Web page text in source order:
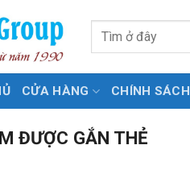
Tìm
CỬA HÀNG CHÍNH SÁCH
ĐƯỢC GẮN THẺ